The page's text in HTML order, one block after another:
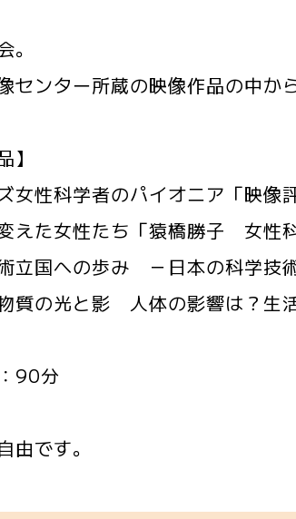
。
センター所蔵の映像作品の中か
】
女性科学者のパイオニア「映像
えた女性たち「猿橋勝子 女性
立国への歩み －日本の科学技
質の光と影 人体の影響は？生
90分
由です。